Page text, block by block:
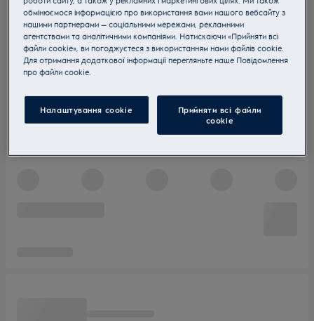
обмінюємося інформацією про використання вами нашого вебсайту з
нашими партнерами — соціальними мережами, рекламними
агентствами та аналітичними компаніями. Натискаючи «Прийняти всі
файли cookie», ви погоджуєтеся з використанням нами файлів cookie.
Для отримання додаткової інформації перегляньте наше Пoвідомлення
прo файли cookie.
Налаштування cookie
Прийняти всі файли
сookie